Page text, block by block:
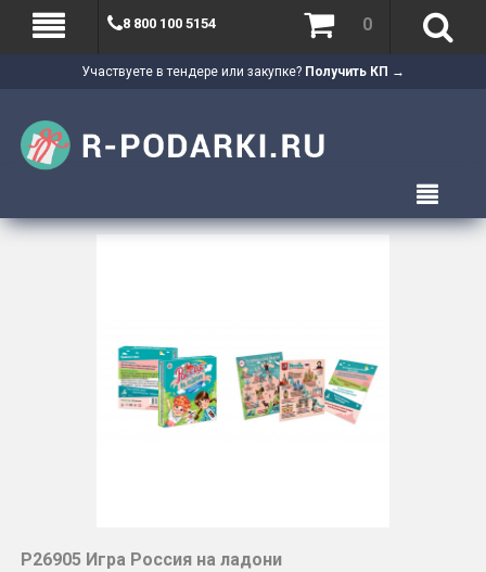
Участвуете в тендере или закупке? Получить КП →
8 800 100 5154 0
Р26905 Игра Россия на ладони